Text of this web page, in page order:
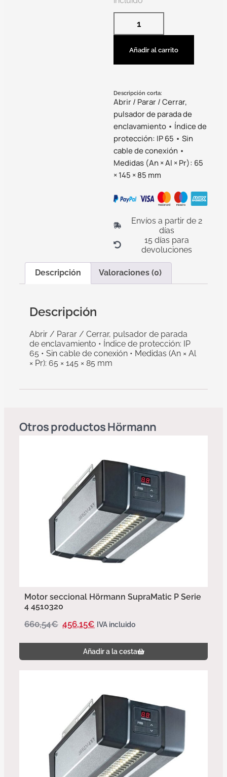
Añadir al carrito
Descripción corta:
Abrir / Parar / Cerrar,
pulsador de parada de
enclavamiento • Índice de
protección: IP 65 • Sin
cable de conexión •
Medidas (An × Al × Pr): 65
× 145 × 85 mm
Envíos a partir de 2
días
15 días para
devoluciones
Descripción Valoraciones (0)
Descripción
Abrir / Parar / Cerrar, pulsador de parada
de enclavamiento • Índice de protección: IP
65 • Sin cable de conexión • Medidas (An × Al
× Pr): 65 × 145 × 85 mm
Otros productosHörmann
Motor seccional Hörmann SupraMatic P Serie
4 4510320
660,54€ 456,15€ IVA incluido
Añadir a la cesta